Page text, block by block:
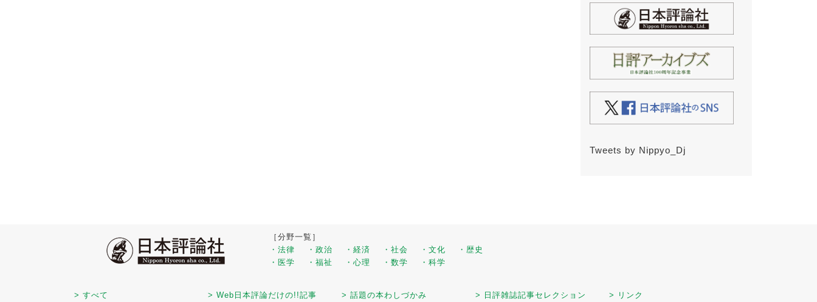
Tweets by Nippyo_Dj
［分野一覧］
・法律
・政治 ・経済 ・社会 ・文化
・歴史
・医学
・福祉 ・心理 ・数学 ・科学
> すべて > Web日本評論だけの!!記事 > 話題の本わしづかみ > 日評雑誌記事セレクション > リンク